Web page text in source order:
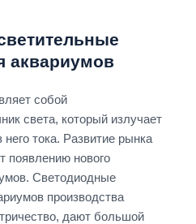
аквариумов
собой
света, который излучает
него тока. Развитие рынка
появлению нового
Светодиодные
производства
дают большой